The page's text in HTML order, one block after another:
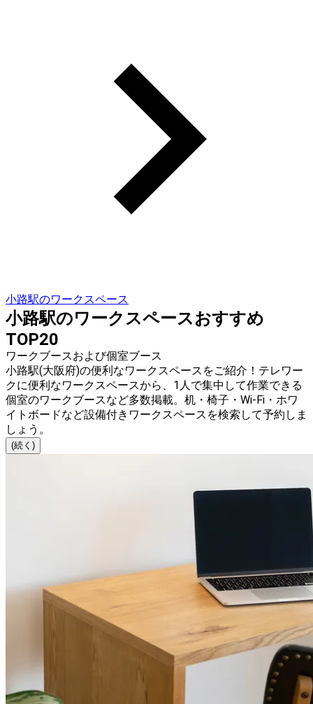
小路駅のワークスペース
小路駅のワークスペースおすすめ
TOP20
ワークブースおよび個室ブース
小路駅(大阪府)の便利なワークスペースをご紹介！テレワー
クに便利なワークスペースから、1人で集中して作業できる
個室のワークブースなど多数掲載。机・椅子・Wi-Fi・ホワ
イトボードなど設備付きワークスペースを検索して予約しま
しょう。
(続く)